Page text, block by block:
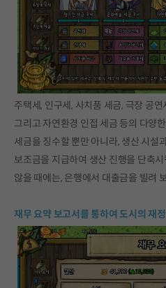
주택세, 인구세, 사치품 세금, 극장 공
그리고 자연환경 인접 세금 등의 다양
세금을 징수할 뿐만 아니라, 생산 시설
보조금을 지급하여 생산 진행을 단축
않을 때에는, 은행에서 대출금을 빌려
재무 요약 보고서를 통하여 도시의 재